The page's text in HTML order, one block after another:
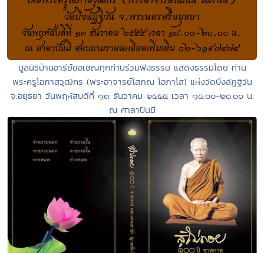
มูลนิธิบ้านอารีย์ขอเชิญทุกท่านร่วมฟังธรรม แสดงธรรมโดย ท่าน
พระครูโอภาสวุฒิกร (พระอาจารย์โสภณ โอภาโส) แห่งวัดบึงลัฏฐิวัน
จ.อยุธยา วันพฤหัสบดีที่ ๑๓ ธันวาคม ๒๕๕๕ เวลา ๑๘.๐๐-๒๐.๐๐ น.
ณ ศาลาปันมี